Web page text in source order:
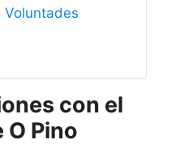
con el
O Pino